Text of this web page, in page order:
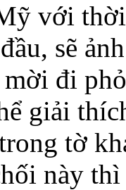
với
sẽ
mời đi
giải
tờ
này